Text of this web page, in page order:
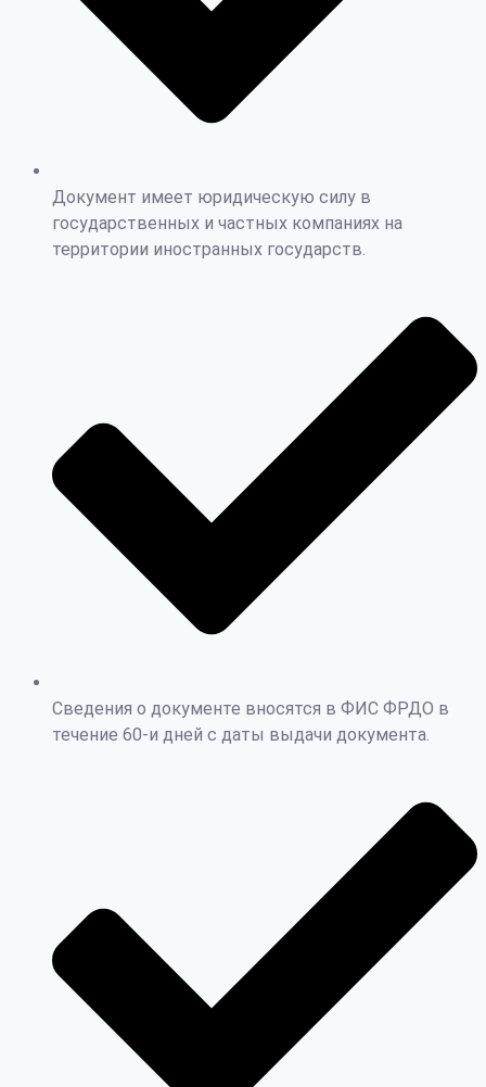
Документ имеет юридическую силу в
государственных и частных компаниях на
территории иностранных государств.
Сведения о документе вносятся в ФИС ФРДО в
течение 60-и дней с даты выдачи документа.